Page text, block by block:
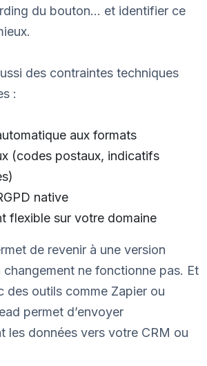
du bouton… et identifier ce
des contraintes techniques
:
aux formats
(codes postaux, indicatifs
native
flexible sur votre domaine
de revenir à une version
changement ne fonctionne pas. Et
des outils comme Zapier ou
permet d’envoyer
les données vers votre CRM ou